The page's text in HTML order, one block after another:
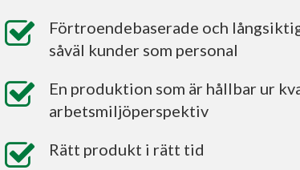
Förtroendebaserade och
såväl kunder som personal
En produktion som är hållbar ur
arbetsmiljöperspektiv
Rätt produkt i rätt tid